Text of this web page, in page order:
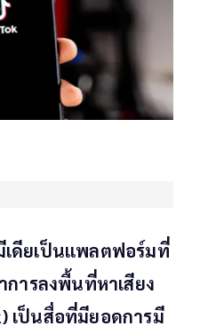
เดียเป็นแพลตฟอร์มที่
ารลงพื้นที่หาเสียง
เป็นสื่อที่มียอดการมี